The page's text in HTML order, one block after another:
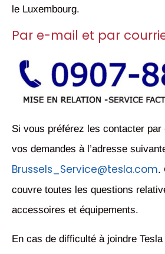
le Luxembourg.
Par e-mail et par
Si vous préférez les contacter par
vos demandes à l’adresse
Brussels_Service@tesla.com.
couvre toutes les questions
accessoires et équipements.
En cas de difficulté à joindre